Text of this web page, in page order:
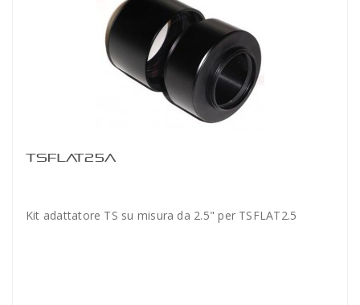
TSFLAT25A
Kit adattatore TS su misura da 2.5" per TSFLAT2.5